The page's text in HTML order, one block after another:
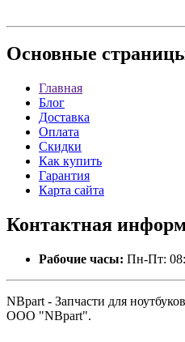
Основные
Главная
Блог
Доставка
Оплата
Скидки
Как купить
Гарантия
Карта сайта
Контактная
Рабочие часы: Пн-Пт:
NBpart - Запчасти для
ООО "NBpart".